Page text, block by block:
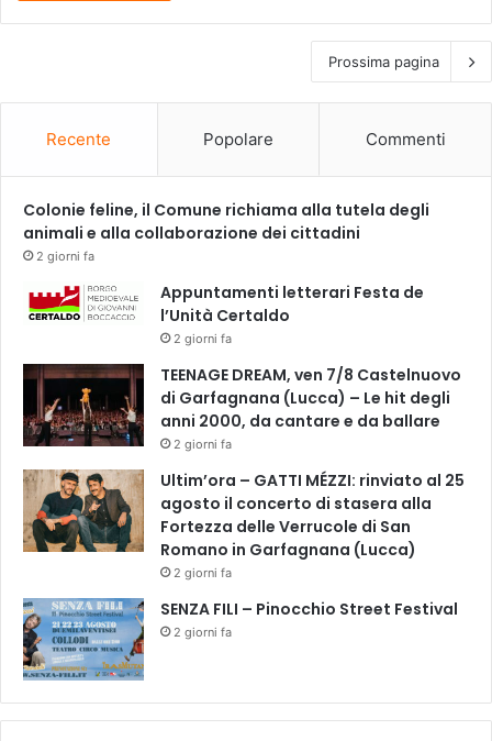
Prossima pagina
Recente Popolare Commenti
Colonie feline, il Comune richiama alla tutela degli
animali e alla collaborazione dei cittadini
2 giorni fa
Appuntamenti letterari Festa de
l’Unità Certaldo
2 giorni fa
TEENAGE DREAM, ven 7/8 Castelnuovo
di Garfagnana (Lucca) – Le hit degli
anni 2000, da cantare e da ballare
2 giorni fa
Ultim’ora – GATTI MÉZZI: rinviato al 25
agosto il concerto di stasera alla
Fortezza delle Verrucole di San
Romano in Garfagnana (Lucca)
2 giorni fa
SENZA FILI – Pinocchio Street Festival
2 giorni fa